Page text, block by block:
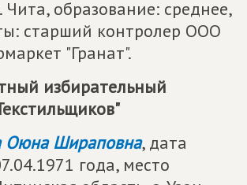
Чита, образование: среднее,
старший контролер ООО
"Гранат".
избирательный
Оюна Шираповна, дата
года, место